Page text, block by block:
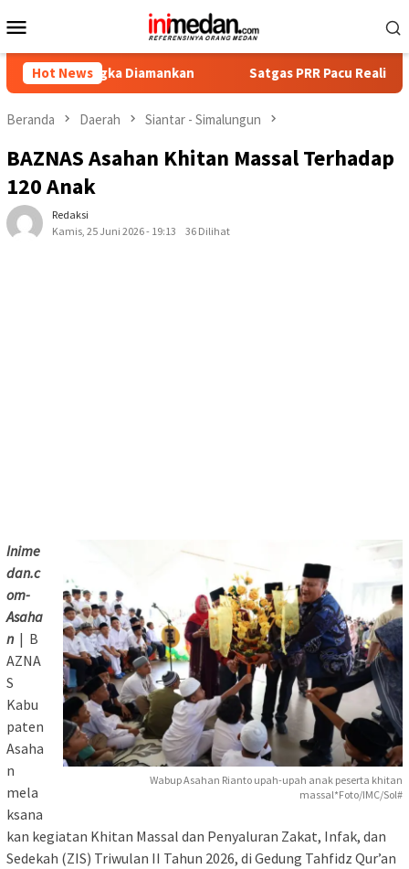
ke
Mobile
Hot News
Diamankan Satgas PRR Pacu Realisasi
Beranda Daerah Siantar - Simalungun
BAZNAS Asahan Khitan Massal Terhadap
120 Anak
Redaksi
Kamis, 25 Juni 2026 - 19:13
36 Dilihat
Wabup Asahan Rianto upah-upah anak peserta khitan
massal*Foto/IMC/Sol#
Inime
dan.c
om-
Asaha
n | B
AZNA
S
Kabu
paten
Asaha
n
mela
ksana
kan kegiatan Khitan Massal dan Penyaluran Zakat, Infak, dan
Sedekah (ZIS) Triwulan II Tahun 2026, di Gedung Tahfidz Qur’an